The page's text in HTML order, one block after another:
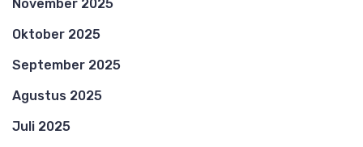
November 2025
Oktober 2025
September 2025
Agustus 2025
Juli 2025